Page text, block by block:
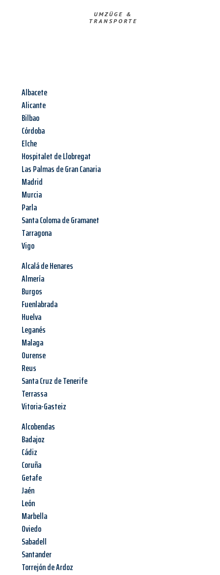
UMZÜGE &
TRANSPORTE
Albacete
Alicante
Bilbao
Córdoba
Elche
Hospitalet de Llobregat
Las Palmas de Gran Canaria
Madrid
Murcia
Parla
Santa Coloma de Gramanet
Tarragona
Vigo
Alcalá de Henares
Almería
Burgos
Fuenlabrada
Huelva
Leganés
Malaga
Ourense
Reus
Santa Cruz de Tenerife
Terrassa
Vitoria-Gasteiz
Alcobendas
Badajoz
Cádiz
Coruña
Getafe
Jaén
León
Marbella
Oviedo
Sabadell
Santander
Torrejón de Ardoz